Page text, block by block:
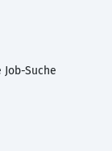
Suche